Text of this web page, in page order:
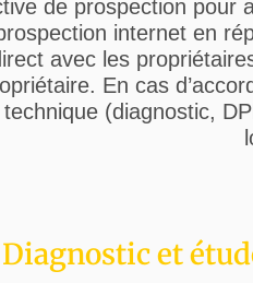
de prospection pour
internet en
avec les
En cas
(diagnostic,
Diagnostic et